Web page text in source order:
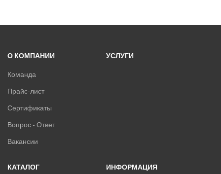
О КОМПАНИИ
Команда
Прайс-лист
Сертификаты
Вопрос - Ответ
Вакансии
УСЛУГИ
КАТАЛОГ
ИНФОРМАЦИЯ